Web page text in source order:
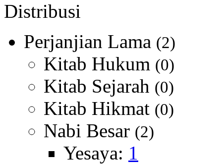
Distribusi
Perjanjian Lama (2)
Kitab Hukum (0)
Kitab Sejarah (0)
Kitab Hikmat (0)
Nabi Besar (2)
Yesaya: 1